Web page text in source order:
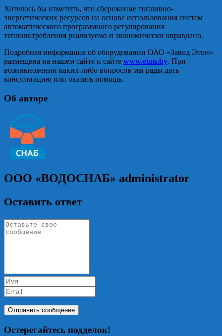
Хотелось бы отметить, что сбережение топливно-
энергетических ресурсов на основе использования систем
автоматического программного регулирования
теплопотребления реализуемо и экономически оправдано.
Подробная информация об оборудовании ОАО «Завод Этон»
размещена на нашем сайте и сайте www.eton.by. При
возникновении каких-либо вопросов мы рады дать
консультацию или оказать помощь.
Об авторе
ООО «ВОДОСНАБ» administrator
Оставить ответ
Остерегайтесь подделок!